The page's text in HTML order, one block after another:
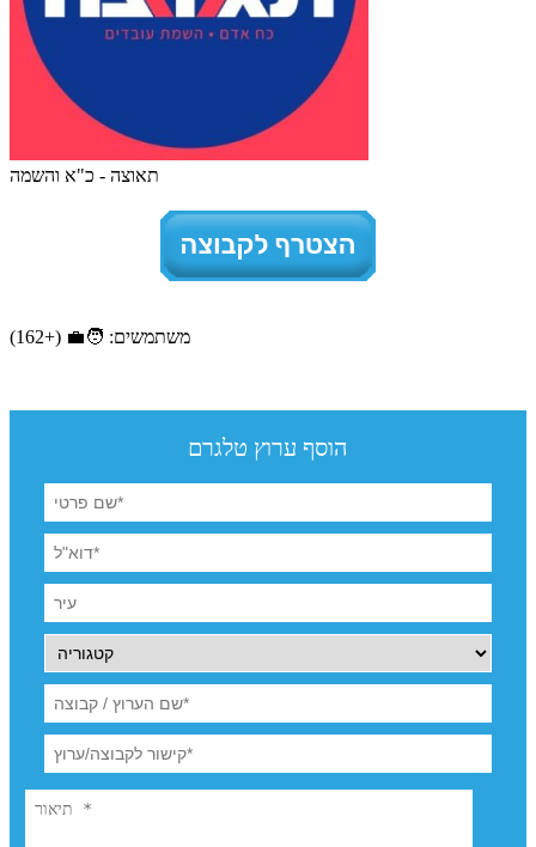
תאוצה - כ"א והשמה
משתמשים: 🧑‍💼 (+162)
הוסף ערוץ טלגרם